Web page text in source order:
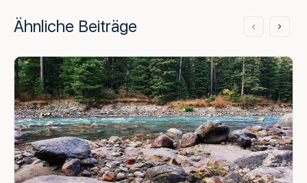
Ähnliche Beiträge